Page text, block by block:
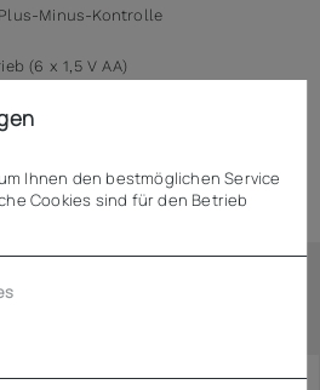
Minus-Kontrolle
(6 x 1,5 V AA)
Ihnen den bestmöglichen Service
Cookies sind für den Betrieb